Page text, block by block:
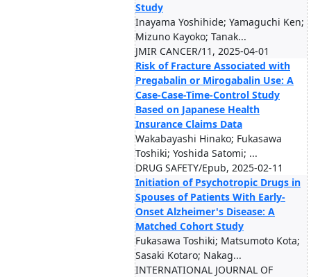
Study
Inayama Yoshihide; Yamaguchi Ken;
Mizuno Kayoko; Tanak...
JMIR CANCER/11, 2025-04-01
Risk of Fracture Associated with
Pregabalin or Mirogabalin Use: A
Case-Case-Time-Control Study
Based on Japanese Health
Insurance Claims Data
Wakabayashi Hinako; Fukasawa
Toshiki; Yoshida Satomi; ...
DRUG SAFETY/Epub, 2025-02-11
Initiation of Psychotropic Drugs in
Spouses of Patients With Early-
Onset Alzheimer's Disease: A
Matched Cohort Study
Fukasawa Toshiki; Matsumoto Kota;
Sasaki Kotaro; Nakag...
INTERNATIONAL JOURNAL OF